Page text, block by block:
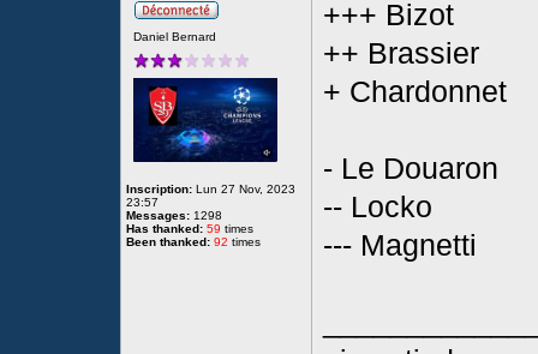
Daniel Bernard
Inscription: Lun 27 Nov, 2023
23:57
Messages: 1298
Has thanked: 59 times
Been thanked: 92 times
+++ Bizot
++ Brassier
+ Chardonnet
- Le Douaron
-- Locko
--- Magnetti